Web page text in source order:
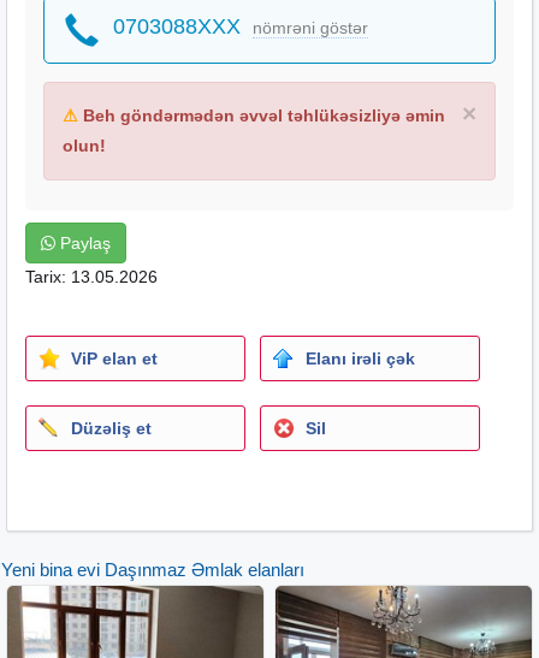
0703088XXX nömrəni göstər
×
⚠ Beh göndərmədən əvvəl təhlükəsizliyə əmin
olun!
Paylaş
Tarix: 13.05.2026
ViP elan et Elanı irəli çək
Düzəliş et Sil
Yeni bina evi Daşınmaz Əmlak elanları